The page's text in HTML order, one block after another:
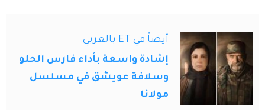
أيضاً في ET بالعربي
إشادة واسعة بأداء فارس الحلو
وسلافة عويشق في مسلسل
مولانا